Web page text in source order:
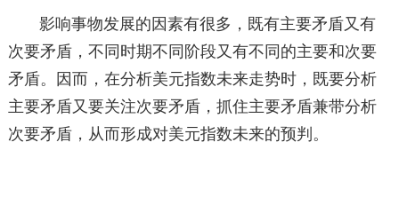
影响事物发展的因素有很多，既有主要矛盾又有
次要矛盾，不同时期不同阶段又有不同的主要和次要
矛盾。因而，在分析美元指数未来走势时，既要分析
主要矛盾又要关注次要矛盾，抓住主要矛盾兼带分析
次要矛盾，从而形成对美元指数未来的预判。